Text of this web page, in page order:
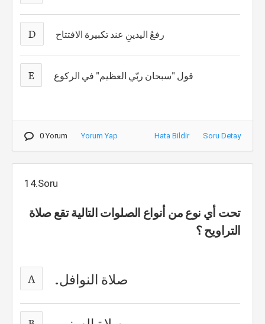
D رفعُ اليدينِ عند تكبيرة الافتتاح
E قول "سبحان ربّي العظيم" في الركوع
0 Yorum Yorum Yap Hata Bildir Soru Detay
14.Soru
تحت أي نوع من أنواع الصلوات التالية تقع صلاة
التراويح ؟
A صلاة النوافل.